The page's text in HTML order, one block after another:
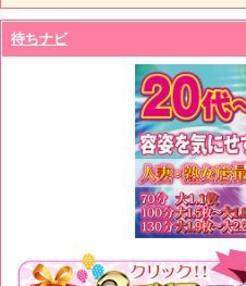
待ちナビ